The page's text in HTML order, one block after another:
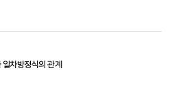
차방정식의 관계